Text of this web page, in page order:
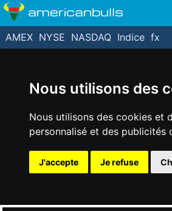
Nous utilisons des
Nous utilisons des cookies et
personnalisé et des
J'accepte Je refuse
americanbulls
AMEX NYSE NASDAQ Indice fx